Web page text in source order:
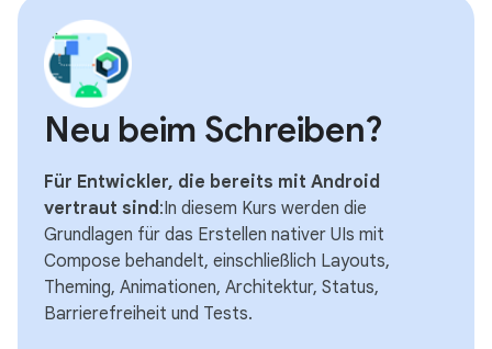
Neu beim Schreiben?
Für Entwickler, die bereits mit Android
vertraut sind:In diesem Kurs werden die
Grundlagen für das Erstellen nativer UIs mit
Compose behandelt, einschließlich Layouts,
Theming, Animationen, Architektur, Status,
Barrierefreiheit und Tests.